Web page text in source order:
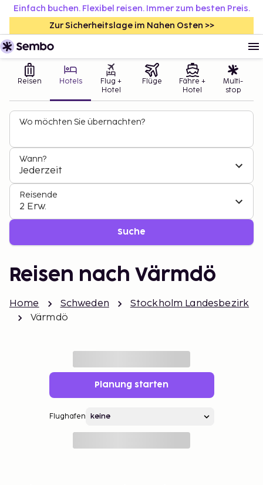
Einfach buchen. Flexibel reisen. Immer zum besten Preis.
Zur Sicherheitslage im Nahen Osten >>
Reisen Hotels
Flug +
Hotel
Flüge
Fähre +
Hotel
Multi-
stop
Wo möchten Sie übernachten?
Wann?
Jederzeit
Reisende
2 Erw.
Suche
Reisen nach Värmdö
Home Schweden
Stockholm Landesbezirk
Värmdö
Planung starten
Flughafen